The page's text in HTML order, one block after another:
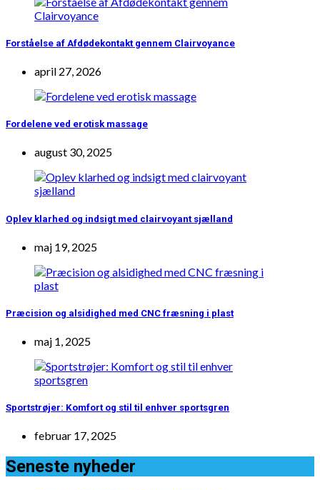
Forståelse af Afdødekontakt gennem Clairvoyance
april 27, 2026
Fordelene ved erotisk massage
august 30, 2025
Oplev klarhed og indsigt med clairvoyant sjælland
maj 19, 2025
Præcision og alsidighed med CNC fræsning i plast
maj 1, 2025
Sportstrøjer: Komfort og stil til enhver sportsgren
februar 17, 2025
Seneste nyheder